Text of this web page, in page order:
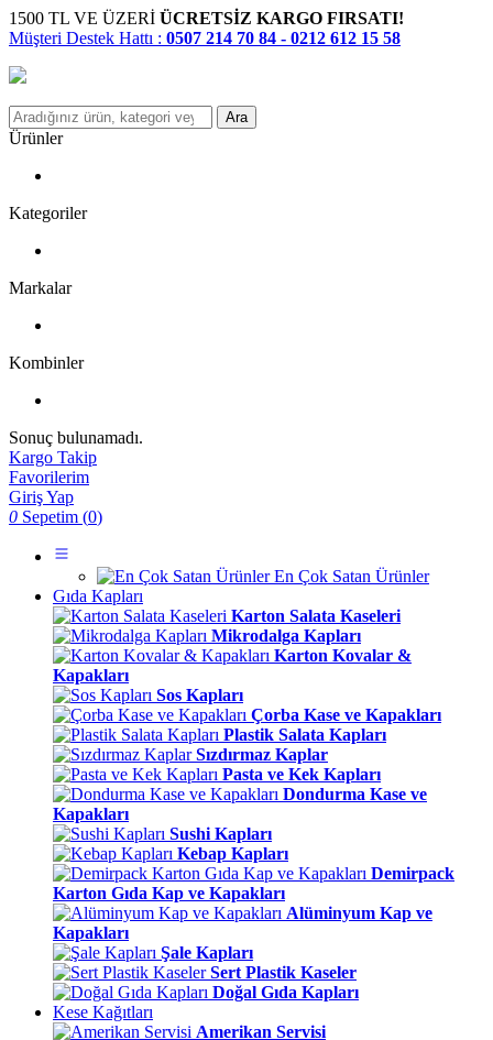
1500 TL VE ÜZERİ ÜCRETSİZ KARGO FIRSATI!
Müşteri Destek Hattı : 0507 214 70 84 - 0212 612 15 58
Ara
Ürünler
Kategoriler
Markalar
Kombinler
Sonuç bulunamadı.
Kargo Takip
Favorilerim
Giriş Yap
0 Sepetim (0)
En Çok Satan Ürünler
Gıda Kapları
Karton Salata Kaseleri
Mikrodalga Kapları
Karton Kovalar &
Kapakları
Sos Kapları
Çorba Kase ve Kapakları
Plastik Salata Kapları
Sızdırmaz Kaplar
Pasta ve Kek Kapları
Dondurma Kase ve
Kapakları
Sushi Kapları
Kebap Kapları
Demirpack
Karton Gıda Kap ve Kapakları
Alüminyum Kap ve
Kapakları
Şale Kapları
Sert Plastik Kaseler
Doğal Gıda Kapları
Kese Kağıtları
Amerikan Servisi